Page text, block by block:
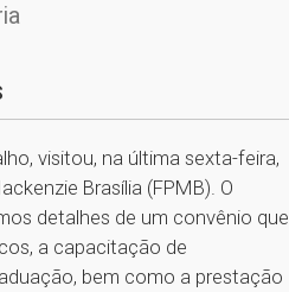
visitou, na última sexta-feira,
Brasília (FPMB). O
detalhes de um convênio que
a capacitação de
bem como a prestação